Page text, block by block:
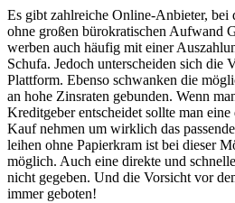
Es gibt zahlreiche Online-Anbieter, bei
ohne großen bürokratischen Aufwand
werben auch häufig mit einer
Schufa. Jedoch unterscheiden sich die
Plattform. Ebenso schwanken die
an hohe Zinsraten gebunden. Wenn
Kreditgeber entscheidet sollte man
Kauf nehmen um wirklich das
leihen ohne Papierkram ist bei dieser
möglich. Auch eine direkte und
nicht gegeben. Und die Vorsicht vor
immer geboten!